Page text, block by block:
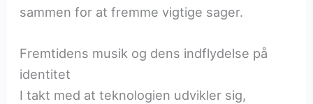
sammen for at fremme vigtige sager.
Fremtidens musik og dens indflydelse på
identitet
I takt med at teknologien udvikler sig,